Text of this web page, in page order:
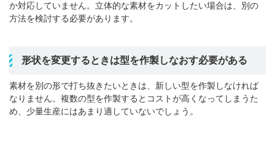
か対応していません。立体的な素材をカットしたい場合は、別の
方法を検討する必要があります。
形状を変更するときは型を作製しなおす必要がある
素材を別の形で打ち抜きたいときは、新しい型を作製しなければ
なりません。複数の型を作製するとコストが高くなってしまうた
め、少量生産にはあまり適していないでしょう。